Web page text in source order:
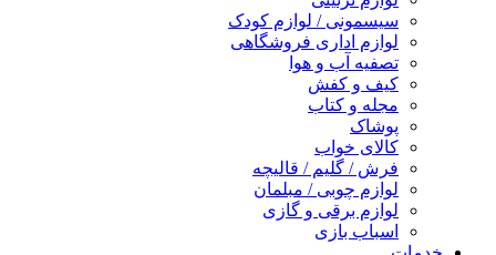
سیسمونی / لوازم کودک
لوازم اداری فروشگاهی
تصفیه آب و هوا
کیف و کفش
مجله و کتاب
پوشاک
کالای خواب
فرش / گلیم / قالیچه
لوازم چوبی / مبلمان
لوازم برقی و گازی
اسباب بازی